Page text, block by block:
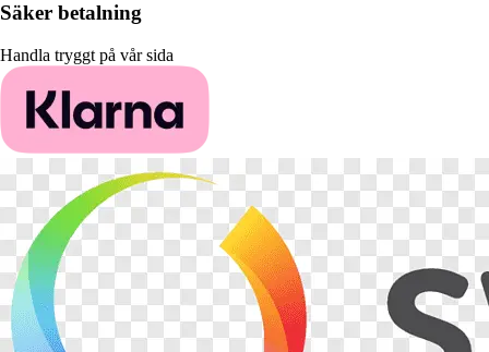
Säker betalning
Handla tryggt på vår sida